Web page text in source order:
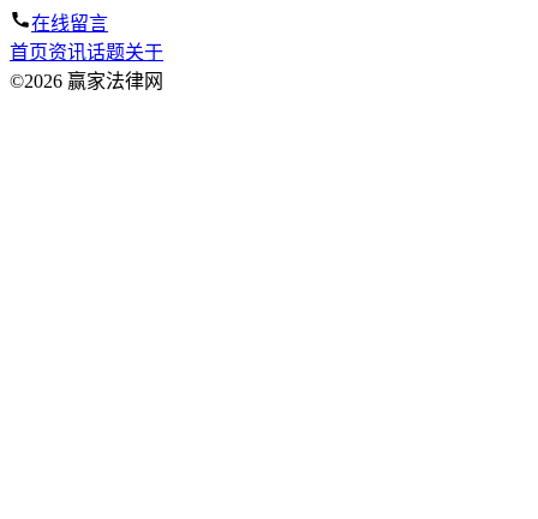
在线留言
首页资讯话题关于
©2026 赢家法律网